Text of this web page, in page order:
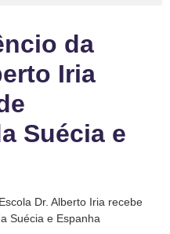
da
Iria
Suécia e
Dr. Alberto Iria recebe
Suécia e Espanha